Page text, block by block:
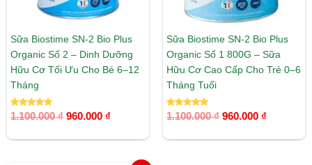
Sữa Biostime SN-2 Bio Plus
Organic Số 2 – Dinh Dưỡng
Hữu Cơ Tối Ưu Cho Bé 6–12
Tháng
Được xếp
hạng
1.100.000₫ 960.000 ₫
Sữa Biostime SN-2 Bio Plus
Organic Số 1 800G – Sữa
Hữu Cơ Cao Cấp Cho Trẻ 0–6
Tháng Tuổi
Được xếp
hạng
1.100.000₫ 960.000 ₫